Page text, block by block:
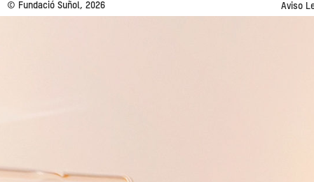
© Fundació Suñol, 2026 Aviso